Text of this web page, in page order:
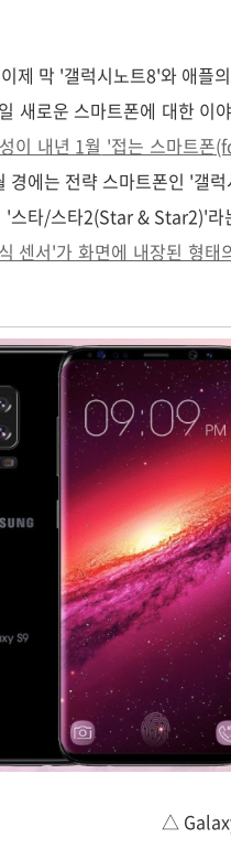
제 막 '갤럭시노트8'와 애플
새로운 스마트폰에 대한 이
이 내년 1월 '접는 스마트폰
경에는 전략 스마트폰인 '갤
스타/스타2(Star & Star2)'라
센서'가 화면에 내장된 형
△